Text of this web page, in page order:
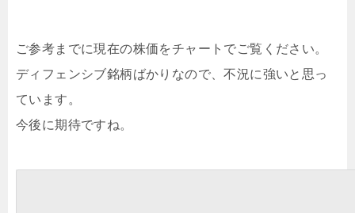
ご参考までに現在の株価をチャートでご覧ください。
ディフェンシブ銘柄ばかりなので、不況に強いと思っ
ています。
今後に期待ですね。